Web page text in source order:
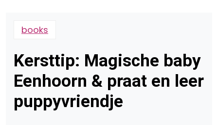
books
Kersttip: Magische baby
Eenhoorn & praat en leer
puppyvriendje